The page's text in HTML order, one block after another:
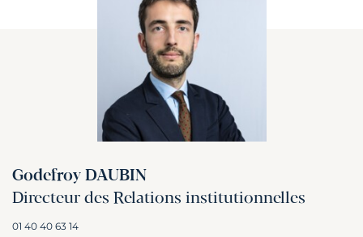
Godefroy DAUBIN
Directeur des Relations institutionnelles
01 40 40 63 14